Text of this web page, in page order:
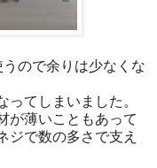
ので余りは少なくな
てしまいました。
が薄いこともあって
ジで数の多さで支え